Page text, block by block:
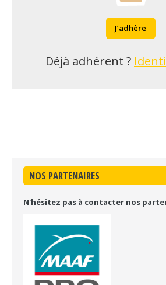
J’adhère
Déjà adhérent ?
NOS PARTENAIRES
N'hésitez pas à contacter nos